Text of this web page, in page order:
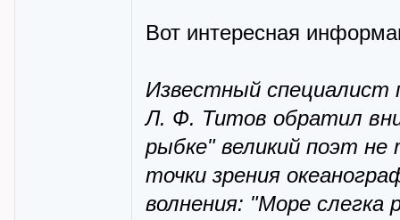
Вот интересная
Известный специалист
Л. Ф. Титов обратил
рыбке" великий поэт не
точки зрения
волнения: "Море